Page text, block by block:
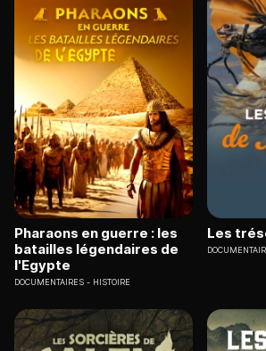
Pharaons en guerre : les
batailles légendaires de
l'Egypte
DOCUMENTAIRES HISTOIRE
Les